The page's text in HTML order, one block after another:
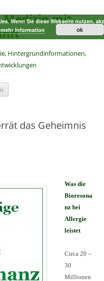
Medizin mit
Hintergrundinformationen,
das Geheimnis
Was die
Bioresona
nz bei
Allergie
leistet
Circa 20 –
30
Millionen
Wenn Sie diese Webseite nutzen,
mehr Information ok